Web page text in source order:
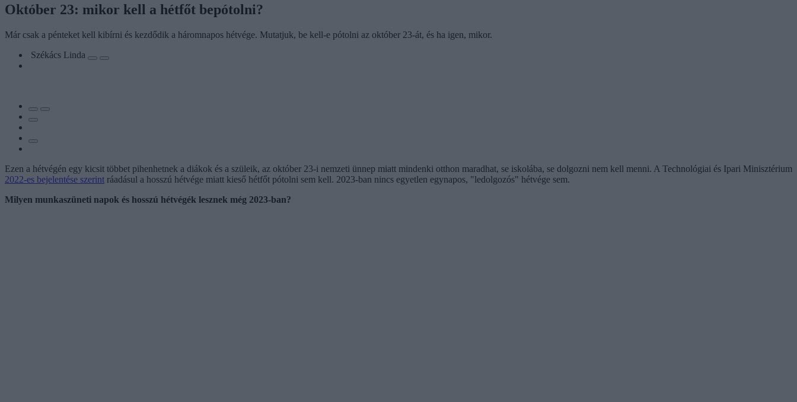
Október 23: mikor kell a hétfőt bepótolni?
Már csak a pénteket kell kibírni és kezdődik a háromnapos hétvége. Mutatjuk, be kell-e pótolni az október 23-át, és ha igen, mikor.
Székács Linda
Ezen a hétvégén egy kicsit többet pihenhetnek a diákok és a szüleik, az október 23-i nemzeti ünnep miatt mindenki otthon maradhat, se iskolába, se dolgozni nem kell menni. A Technológiai és Ipari Minisztérium
2022-es bejelentése szerint ráadásul a hosszú hétvége miatt kieső hétfőt pótolni sem kell. 2023-ban nincs egyetlen egynapos, "ledolgozós" hétvége sem.
Milyen munkaszüneti napok és hosszú hétvégék lesznek még 2023-ban?